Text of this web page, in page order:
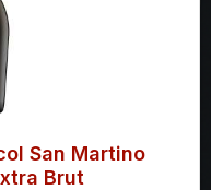
San Martino
Brut